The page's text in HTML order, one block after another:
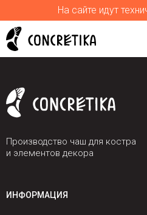
На сайте идут
Производство чаш для костра
и элементов декора
ИНФОРМАЦИЯ